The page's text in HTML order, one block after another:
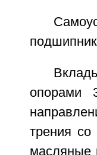
опорами
трения
масляные